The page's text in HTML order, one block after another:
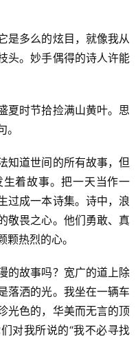
是多么的炫目，就像我从
头。妙手偶得的诗人许能
夏时节拾捡满山黄叶。思
知道世间的所有故事，但
着故事。把一天当作一
过成一本诗集。诗中，浪
敬畏之心。他们勇敢、真
热烈的心。
的故事吗？宽广的道上除
落洒的光。我坐在一辆车
光色的，华美而无言的顶
对我所说的“我不必寻找